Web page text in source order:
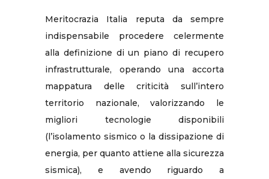
Meritocrazia Italia reputa da sempre
indispensabile procedere celermente
alla definizione di un piano di recupero
infrastrutturale, operando una accorta
mappatura delle criticità sull’intero
territorio nazionale, valorizzando le
migliori tecnologie disponibili
(l’isolamento sismico o la dissipazione di
energia, per quanto attiene alla sicurezza
sismica), e avendo riguardo a